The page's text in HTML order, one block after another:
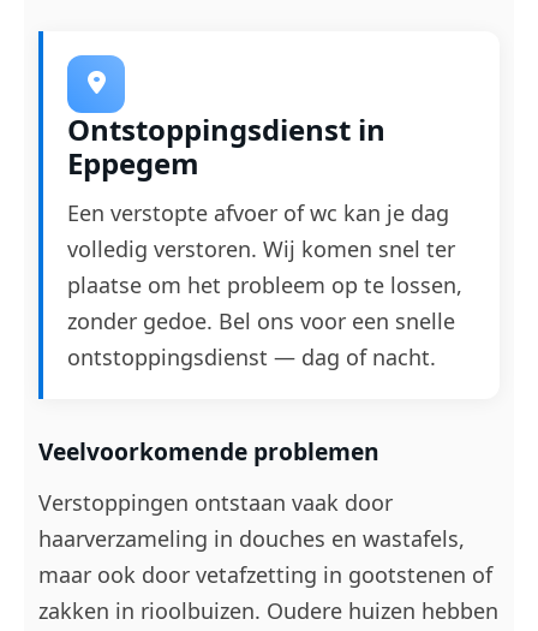
Ontstoppingsdienst in
Eppegem
Een verstopte afvoer of wc kan je dag
volledig verstoren. Wij komen snel ter
plaatse om het probleem op te lossen,
zonder gedoe. Bel ons voor een snelle
ontstoppingsdienst — dag of nacht.
Veelvoorkomende problemen
Verstoppingen ontstaan vaak door
haarverzameling in douches en wastafels,
maar ook door vetafzetting in gootstenen of
zakken in rioolbuizen. Oudere huizen hebben